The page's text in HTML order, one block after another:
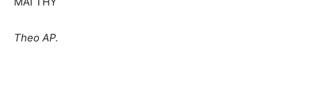
Theo AP.